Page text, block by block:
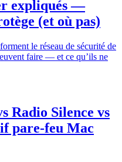
expliqués —
(et où pas)
le réseau de sécurité de
faire — et ce qu’ils ne
Radio Silence vs
pare-feu Mac